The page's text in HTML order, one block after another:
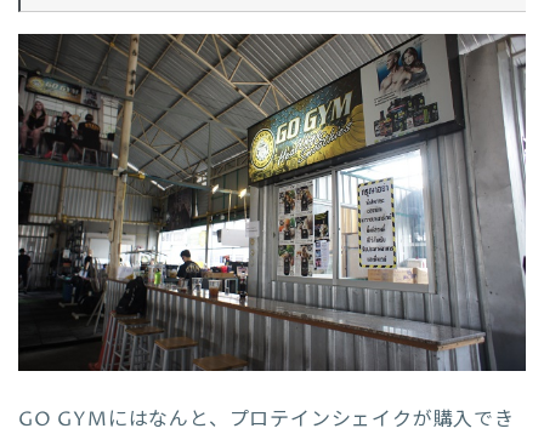
GO GYMにはなんと、プロテインシェイクが購入でき